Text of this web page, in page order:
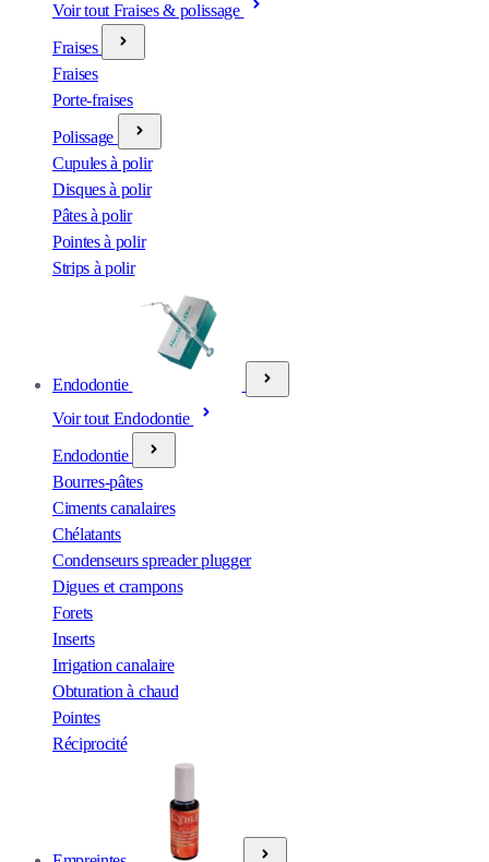
Voir tout Fraises & polissage
Fraises
Fraises
Porte-fraises
Polissage
Cupules à polir
Disques à polir
Pâtes à polir
Pointes à polir
Strips à polir
Endodontie
Voir tout Endodontie
Endodontie
Bourres-pâtes
Ciments canalaires
Chélatants
Condenseurs spreader plugger
Digues et crampons
Forets
Inserts
Irrigation canalaire
Obturation à chaud
Pointes
Réciprocité